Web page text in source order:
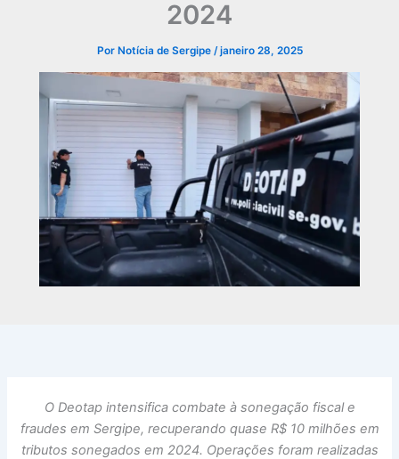
2024
Por Notícia de Sergipe /janeiro 28, 2025
O Deotap intensifica combate à sonegação fiscal e
fraudes em Sergipe, recuperando quase R$ 10 milhões em
tributos sonegados em 2024. Operações foram realizadas